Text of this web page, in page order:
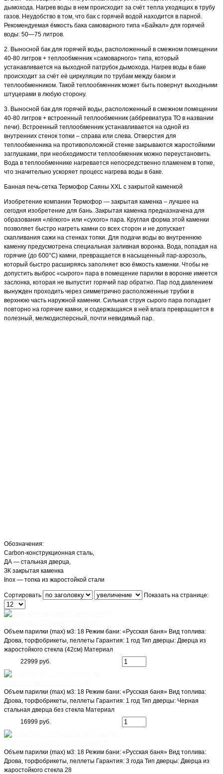
дымохода. Нагрев воды в нем происходит за счёт тепла уходящих в трубу
газов. Неудобство в том, что бак с горячей водой находится в парной.
Рекомендуемая ёмкость бака самоварного типа «Байкал» для горячей
воды: 50—75 литров.
2. Выносной бак для горячей воды, расположенный в смежном помещении
40-80 литров + теплообменник «самоварного» типа, который
устанавливается на выходной патрубок дымохода. Нагрев воды в баке
происходит за счёт её циркуляции по трубам между баком и
теплообменником. Такой теплообменник может быть повернут выходными
штуцерами в любую сторону.
3. Выносной бак для горячей воды, расположенный в смежном помещении
40-80 литров + встроенный теплообменник (аббревиатура ТО в названии
печи). Встроенный теплообменник устанавливается на одной из
внутренних стенок топки – справа или слева. Отверстия для
теплообменника на противоположной стенке закрываются жаростойкими
заглушками, при необходимости теплообменник можно переустановить.
Вода в теплообменнике нагревается непосредственно пламенем в топке,
что значительно ускоряет процесс нагрева воды в баке.
Банная печь-сетка Термофор Саяны XXL с закрытой каменкой
Изобретение компании Термофор — закрытая каменка – лучшее на
сегодня изобретение для бань. Закрытая каменка предназначена для
образования «лёгкого» или «сухого» пара. Круглая форма этой каменки
позволяет быстро нагреть камни со всех сторон и не допускает
скапливания сажи на стенках топки. Для подачи воды во внутреннюю
каменку предусмотрена специальная заливная воронка. Вода, попадая на
горячие (до 600°С) камни, превращается в насыщенный пар-аэрозоль,
который быстро расширяясь заполняет всю ёмкость каменки. Чтобы не
допустить выброс «сырого» пара в помещение парилки в воронке имеется
заслонка, которая не выпустит горячий пар обратно. Пар под давлением
вынужден проходить через симметрично расположенные трубки в
верхнюю часть наружной каменки. Сильная струя сырого пара попадает
повторно на горячие камни, и содержащаяся в ней влага превращается в
полезный, мелкодисперсный, почти невидимый пар.
Обозначения:
Сarbon-конструкционная сталь,
ДА — стальная дверца,
ЗК закрытая каменка
Inox — топка из жаростойкой стали
Сортировать Показать на странице:
Объем парилки (max) м3: 18 Режим бани: «Русская баня» Вид топлива:
Дрова, торфобрикеты, пеллеты Гарантия: 1 год Тип дверцы: Дверца из
жаростойкого стекла (42см) Материал
22999 руб.
Объем парилки (max) м3: 18 Режим бани: «Русская баня» Вид топлива:
Дрова, торфобрикеты, пеллеты Гарантия: 1 год Тип дверцы: Черная
стальная дверца без стекла Материал
16999 руб.
Объем парилки (max) м3: 18 Режим бани: «Русская баня» Вид топлива:
Дрова, торфобрикеты, пеллеты Гарантия: 3 года Тип дверцы: Дверца из
жаростойкого стекла 28